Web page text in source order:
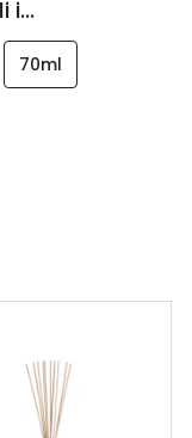
i...
70ml